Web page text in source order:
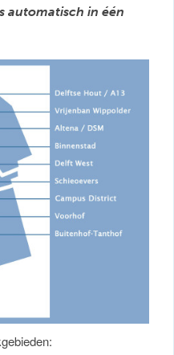
automatisch in één